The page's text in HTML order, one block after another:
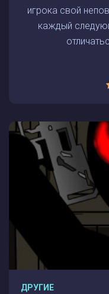
игрока свой
каждый
ДРУГИЕ